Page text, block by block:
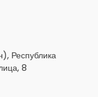
Республика
8